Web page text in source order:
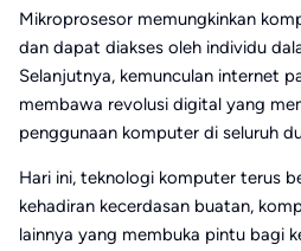
Mikroprosesor memungkinkan
dan dapat diakses oleh individu
Selanjutnya, kemunculan internet
membawa revolusi digital yang
penggunaan komputer di seluruh
Hari ini, teknologi komputer terus
kehadiran kecerdasan buatan,
lainnya yang membuka pintu bagi